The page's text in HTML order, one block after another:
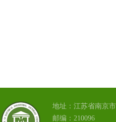
地址：江苏省南京
邮编：210096